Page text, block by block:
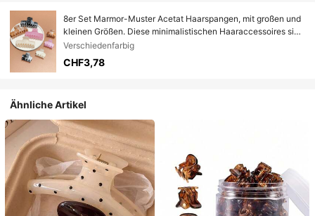
8er Set Marmor-Muster Acetat Haarspangen, mit großen und
kleinen Größen. Diese minimalistischen Haaraccessoires sind
perfekt für Damen und Kleine Mädchen, verkörpern einen
eleganten Pendlerstil und einen französischen Retro-Vibe.
Urlaub Strand Haarspangen
Verschiedenfarbig
CHF3,78
Ähnliche Artikel